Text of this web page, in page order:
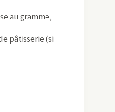
au gramme,
pâtisserie (si